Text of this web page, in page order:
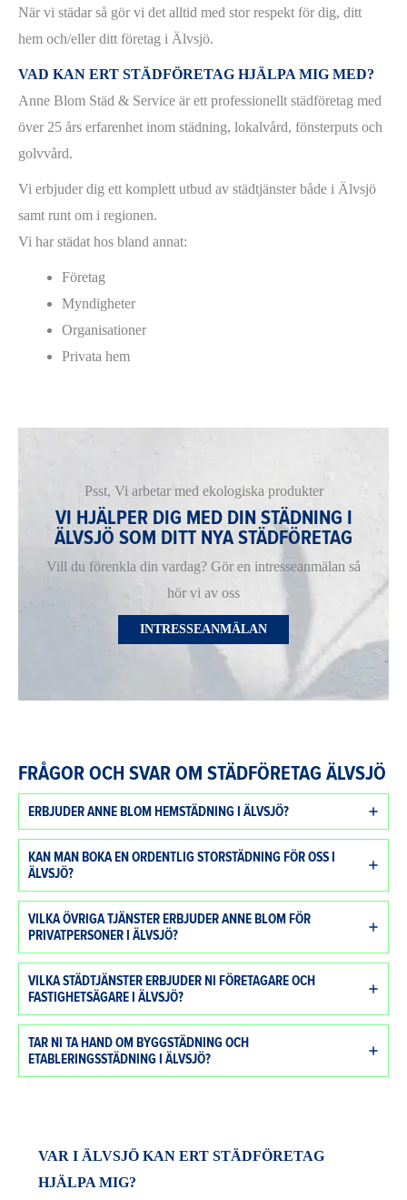
När vi städar så gör vi det alltid med stor respekt för dig, ditt
hem och/eller ditt företag i Älvsjö.
VAD KAN ERT STÄDFÖRETAG HJÄLPA MIG MED?
Anne Blom Städ & Service är ett professionellt städföretag med
över 25 års erfarenhet inom städning, lokalvård, fönsterputs och
golvvård.
Vi erbjuder dig ett komplett utbud av städtjänster både i Älvsjö
samt runt om i regionen.
Vi har städat hos bland annat:
Företag
Myndigheter
Organisationer
Privata hem
Psst, Vi arbetar med ekologiska produkter
VI HJÄLPER DIG MED DIN STÄDNING I
ÄLVSJÖ SOM DITT NYA STÄDFÖRETAG
Vill du förenkla din vardag? Gör en intresseanmälan så
hör vi av oss
INTRESSEANMÄLAN
FRÅGOR OCH SVAR OM STÄDFÖRETAG ÄLVSJÖ
ERBJUDER ANNE BLOM HEMSTÄDNING I ÄLVSJÖ?
KAN MAN BOKA EN ORDENTLIG STORSTÄDNING FÖR OSS I
ÄLVSJÖ?
VILKA ÖVRIGA TJÄNSTER ERBJUDER ANNE BLOM FÖR
PRIVATPERSONER I ÄLVSJÖ?
VILKA STÄDTJÄNSTER ERBJUDER NI FÖRETAGARE OCH
FASTIGHETSÄGARE I ÄLVSJÖ?
TAR NI TA HAND OM BYGGSTÄDNING OCH
ETABLERINGSSTÄDNING I ÄLVSJÖ?
VAR I ÄLVSJÖ KAN ERT STÄDFÖRETAG
HJÄLPA MIG?